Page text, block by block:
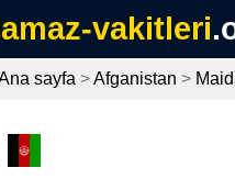
vakitleri
sayfa >Afganistan >